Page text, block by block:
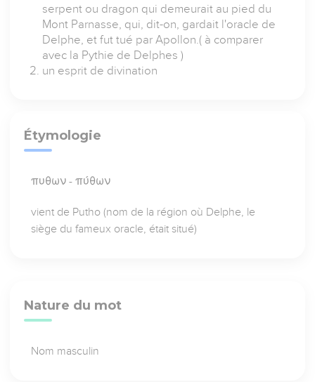
serpent ou dragon qui demeurait au pied du
Mont Parnasse, qui, dit-on, gardait l'oracle de
Delphe, et fut tué par Apollon.( à comparer
avec la Pythie de Delphes )
un esprit de divination
Étymologie
πυθων - πύθων
vient de Putho (nom de la région où Delphe, le
siège du fameux oracle, était situé)
Nature du mot
Nom masculin